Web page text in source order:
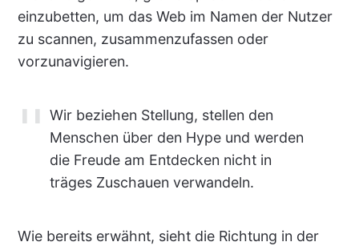
einzubetten, um das Web im Namen der Nutzer
zu scannen, zusammenzufassen oder
vorzunavigieren.
Wir beziehen Stellung, stellen den
Menschen über den Hype und werden
die Freude am Entdecken nicht in
träges Zuschauen verwandeln.
Wie bereits erwähnt, sieht die Richtung in der